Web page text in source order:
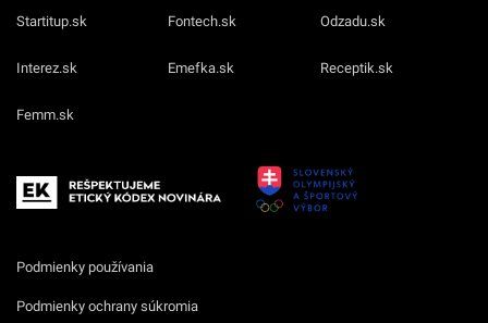
Startitup.sk Fontech.sk Odzadu.sk
Interez.sk Emefka.sk Receptik.sk
Femm.sk
Podmienky používania
Podmienky ochrany súkromia